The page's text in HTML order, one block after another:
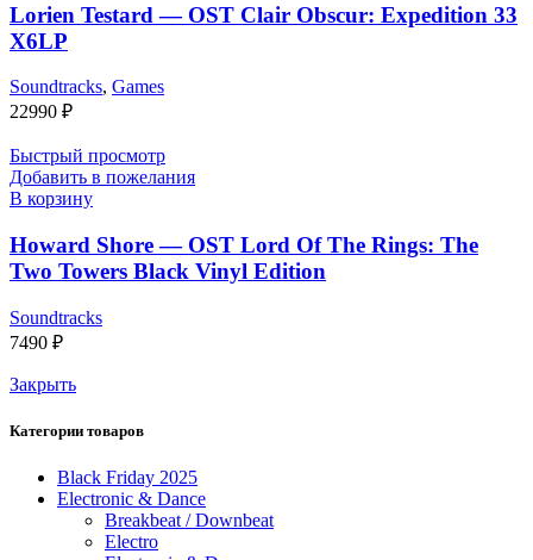
Lorien Testard — OST Clair Obscur: Expedition 33
X6LP
Soundtracks, Games
22990 ₽
Быстрый просмотр
Добавить в пожелания
В корзину
Howard Shore — OST Lord Of The Rings: The
Two Towers Black Vinyl Edition
Soundtracks
7490 ₽
Закрыть
Категории товаров
Black Friday 2025
Electronic & Dance
Breakbeat / Downbeat
Electro